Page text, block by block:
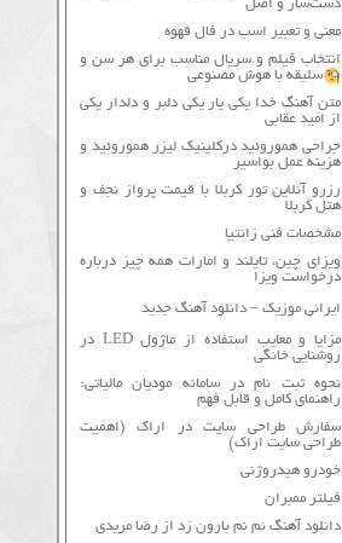
دست‌ساز و اصل
معنی و تعبیر اسب در فال قهوه
انتخاب فیلم و سریال مناسب برای هر سن و
سلیقه با هوش مصنوعی
متن آهنگ خدا یکی یار یکی دلبر و دلدار یکی
از امید عقابی
جراحی هموروئید درکلینیک لیزر هموروئید و
هزینه عمل بواسیر
رزرو آنلاین تور کربلا با قیمت پرواز نجف و
هتل کربلا
مشخصات فنی زانتیا
ویزای چین، تایلند و امارات همه چیز درباره
درخواست ویزا
ایرانی موزیک – دانلود آهنگ جدید
مزایا و معایب استفاده از ماژول LED در
روشنایی خانگی
نحوه ثبت نام در سامانه مودیان مالیاتی:
راهنمای کامل و قابل فهم
سفارش طراحی سایت در اراک (اهمیت
طراحی سایت اراک)
خودرو هیدروژنی
فیلتر ممبران
دانلود آهنگ نم نم بارون زد از رضا مریدی